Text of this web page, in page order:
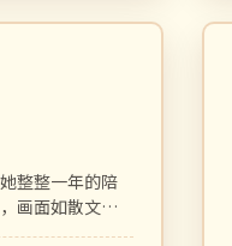
整整一年的陪
画面如散文诗